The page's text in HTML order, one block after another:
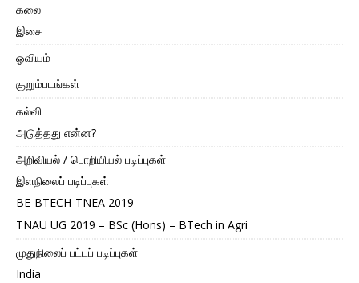
கலை
இசை
ஓவியம்
குறும்படங்கள்
கல்வி
அடுத்தது என்ன?
அறிவியல் / பொறியியல் படிப்புகள்
இளநிலைப் படிப்புகள்
BE-BTECH-TNEA 2019
TNAU UG 2019 – BSc (Hons) – BTech in Agri
முதுநிலைப் பட்டப் படிப்புகள்
India